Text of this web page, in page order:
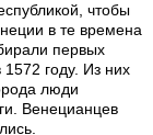
чтобы
в те времена
первых
году. Из них
люди
Венецианцев